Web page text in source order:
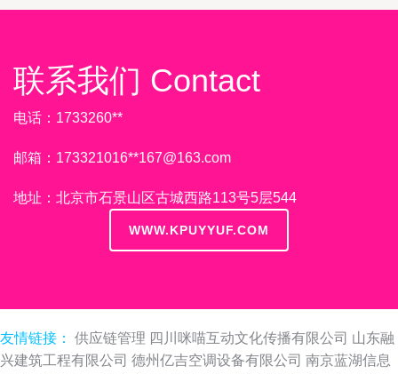
联系我们 Contact
电话：1733260**
邮箱：173321016**167@163.com
地址：北京市石景山区古城西路113号5层544
WWW.KPUYYUF.COM
友情链接： 供应链管理 四川咪喵互动文化传播有限公司 山东融
兴建筑工程有限公司 德州亿吉空调设备有限公司 南京蓝湖信息